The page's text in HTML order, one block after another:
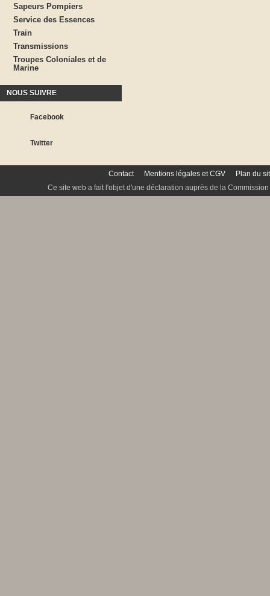
Sapeurs Pompiers
Service des Essences
Train
Transmissions
Troupes Coloniales et de
Marine
NOUS SUIVRE
Facebook
Twitter
Contact Mentions légales et CGV
Plan du
Ce site web a fait l'objet d'une déclaration auprès de la